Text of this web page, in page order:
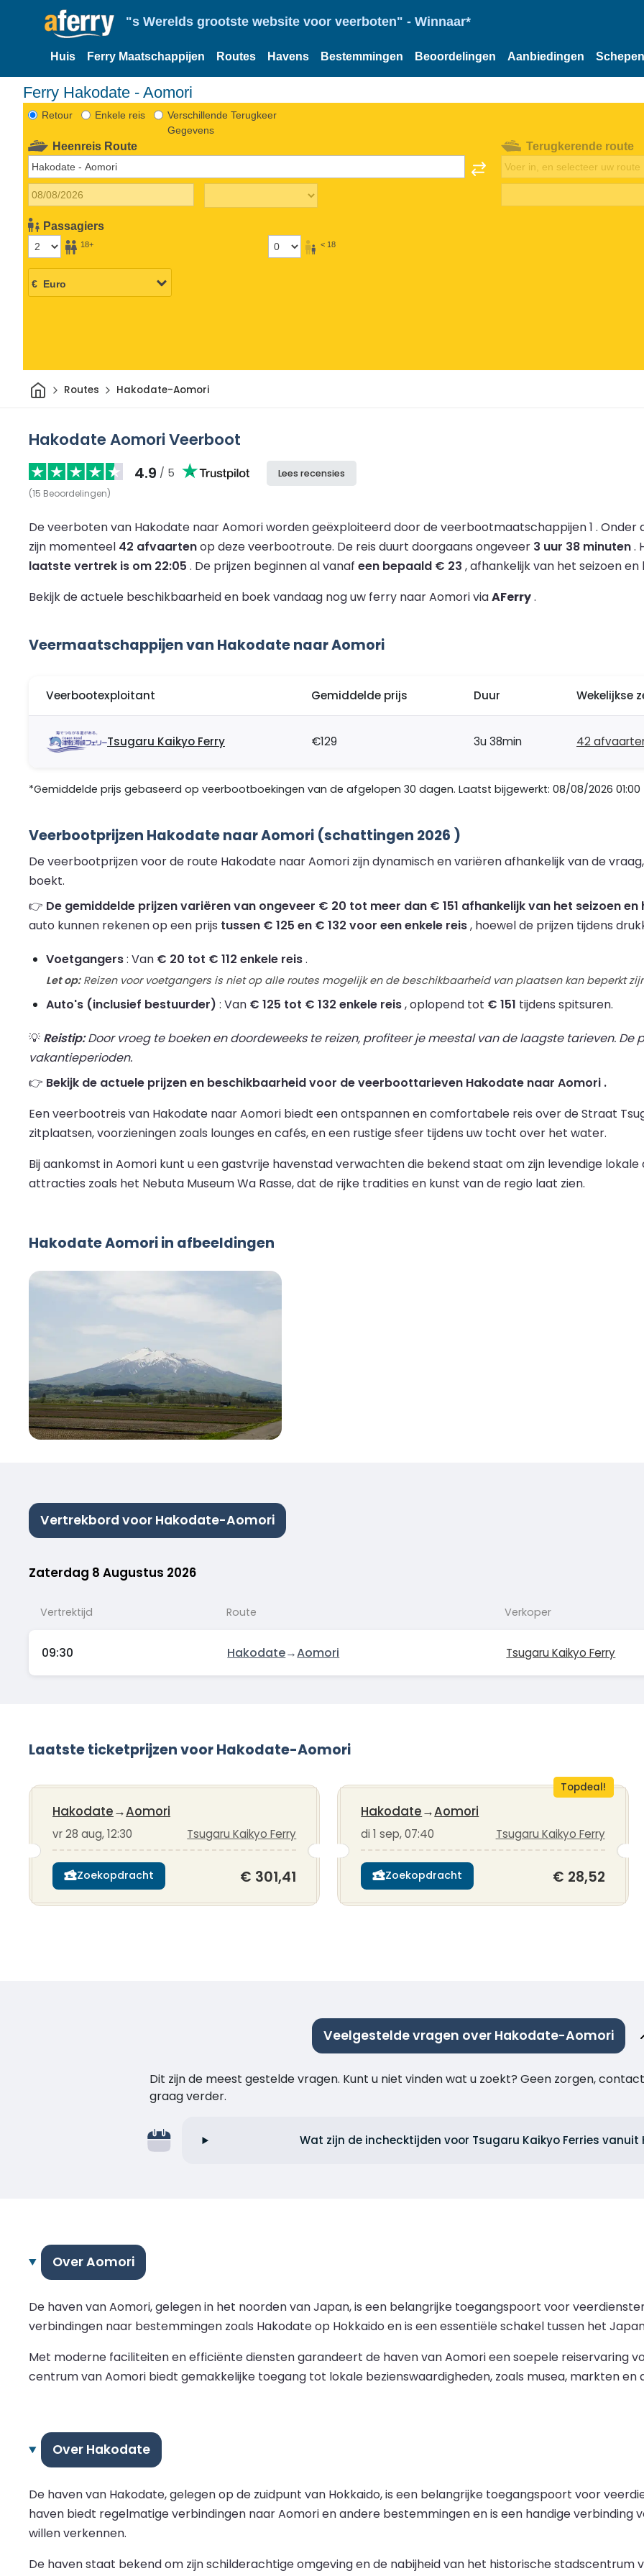
"s Werelds grootste website voor veerboten" - Winnaar*
Huis Ferry Maatschappijen Routes Havens Bestemmingen Beoordelingen Aanbiedingen Schepen
Ferry Hakodate - Aomori
Retour Enkele reis
Verschillende Terugkeer
Gegevens
Heenreis Route
Passagiers
18+ < 18
Terugkerende route
ThuisRoutes Hakodate-Aomori
Hakodate Aomori Veerboot
4.9 / 5
(15 Beoordelingen)
Lees recensies
De veerboten van Hakodate naar Aomori worden geëxploiteerd door de veerbootmaatschappijen 1 . Onder
zijn momenteel 42 afvaartenop deze veerbootroute. De reis duurt doorgaans ongeveer 3 uur 38 minuten.
laatste vertrek is om 22:05 . De prijzen beginnen al vanaf een bepaald € 23 , afhankelijk van het seizoen
Bekijk de actuele beschikbaarheid en boek vandaag nog uw ferry naar Aomori viaAFerry.
Veermaatschappijen van Hakodate naar Aomori
Veerbootexploitant Gemiddelde prijs Duur Wekelijkse
Tsugaru Kaikyo Ferry €129 3u 38min 42
*Gemiddelde prijs gebaseerd op veerbootboekingen van de afgelopen 30 dagen. Laatst bijgewerkt: 08/08/2026 01:00
Veerbootprijzen Hakodate naar Aomori (schattingen 2026 )
De veerbootprijzen voor de route Hakodate naar Aomori zijn dynamisch en variëren afhankelijk van de
boekt.
👉 De gemiddelde prijzen variëren van ongeveer € 20 tot meer dan € 151 afhankelijk van het seizoen
auto kunnen rekenen op een prijs tussen € 125 en € 132 voor een enkele reis, hoewel de prijzen tijdens
Voetgangers: Van € 20 tot € 112 enkele reis.
Let op:Reizen voor voetgangers is niet op alle routes mogelijk en de beschikbaarheid van plaatsen kan beperkt
Auto's (inclusief bestuurder) : Van € 125 tot € 132 enkele reis, oplopend tot € 151 tijdens spitsuren.
💡 Reistip:Door vroeg te boeken en doordeweeks te reizen, profiteer je meestal van de laagste tarieven. De
vakantieperioden.
👉 Bekijk de actuele prijzen en beschikbaarheid voor de veerboottarieven Hakodate naar Aomori .
Een veerbootreis van Hakodate naar Aomori biedt een ontspannen en comfortabele reis over de Straat
zitplaatsen, voorzieningen zoals lounges en cafés, en een rustige sfeer tijdens uw tocht over het water.
Bij aankomst in Aomori kunt u een gastvrije havenstad verwachten die bekend staat om zijn levendige
attracties zoals het Nebuta Museum Wa Rasse, dat de rijke tradities en kunst van de regio laat zien.
Hakodate Aomori in afbeeldingen
Vertrekbord voor Hakodate-Aomori
Zaterdag 8 Augustus 2026
Vertrektijd Route Verkoper
09:30 Hakodate→Aomori Tsugaru Kaikyo Ferry
Laatste ticketprijzen voor Hakodate-Aomori
Hakodate→Aomori
vr 28 aug, 12:30 Tsugaru Kaikyo Ferry
Zoekopdracht € 301,41
Topdeal!
Hakodate→Aomori
di 1 sep, 07:40 Tsugaru Kaikyo Ferry
Zoekopdracht € 28,52
Veelgestelde vragen over Hakodate-Aomori
Dit zijn de meest gestelde vragen. Kunt u niet vinden wat u zoekt? Geen zorgen,
graag verder.
Wat zijn de inchecktijden voor Tsugaru Kaikyo Ferries vanuit
Over Aomori
De haven van Aomori, gelegen in het noorden van Japan, is een belangrijke toegangspoort voor
verbindingen naar bestemmingen zoals Hakodate op Hokkaido en is een essentiële schakel tussen het
Met moderne faciliteiten en efficiënte diensten garandeert de haven van Aomori een soepele reiservaring
centrum van Aomori biedt gemakkelijke toegang tot lokale bezienswaardigheden, zoals musea, markten
Over Hakodate
De haven van Hakodate, gelegen op de zuidpunt van Hokkaido, is een belangrijke toegangspoort voor
haven biedt regelmatige verbindingen naar Aomori en andere bestemmingen en is een handige verbinding
willen verkennen.
De haven staat bekend om zijn schilderachtige omgeving en de nabijheid van het historische stadscentrum